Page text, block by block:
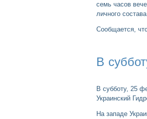
семь часов
личного
Сообщается,
В
В субботу, 25
Украинский
На западе